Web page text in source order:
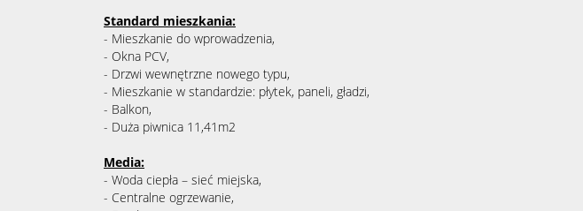
Standard mieszkania:
- Mieszkanie do wprowadzenia,
- Okna PCV,
- Drzwi wewnętrzne nowego typu,
- Mieszkanie w standardzie: płytek, paneli, gładzi,
- Balkon,
- Duża piwnica 11,41m2
Media:
- Woda ciepła – sieć miejska,
- Centralne ogrzewanie,